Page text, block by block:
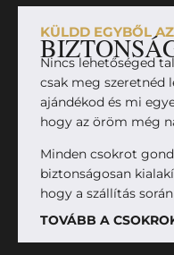
KÜLDD EGYBŐL
Nincs lehetőséged
csak meg szeretnéd
ajándékod és mi
hogy az öröm még
Minden csokrot
biztonságosan
hogy a szállítás
TOVÁBB A